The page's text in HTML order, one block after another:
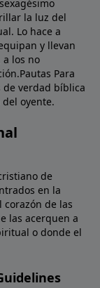
la luz del
Lo hace a
y llevan
a los no
Para
de verdad bíblica
oyente.
de
en la
de las
las acerquen a
o donde el